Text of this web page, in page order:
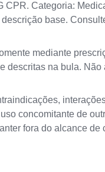
CPR. Categoria:
base.
mediante
descritas na bula.
concomitante de
fora do alcance